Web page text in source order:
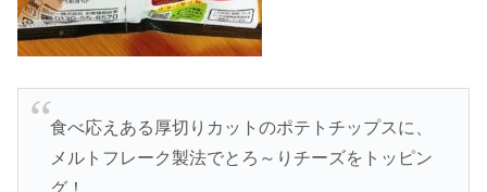
食べ応えある厚切りカットのポテトチップスに、
メルトフレーク製法でとろ～りチーズをトッピン